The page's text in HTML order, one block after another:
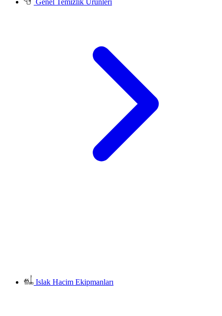
Genel Temizlik Ürünleri
Islak Hacim Ekipmanları